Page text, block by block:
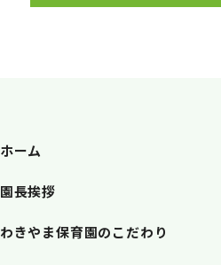
ホーム
園長挨拶
わきやま保育園のこだわり